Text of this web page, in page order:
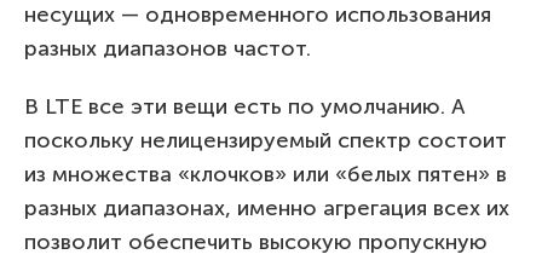
несущих — одновременного использования
разных диапазонов частот.
В LTE все эти вещи есть по умолчанию. А
поскольку нелицензируемый спектр состоит
из множества «клочков» или «белых пятен» в
разных диапазонах, именно агрегация всех их
позволит обеспечить высокую пропускную